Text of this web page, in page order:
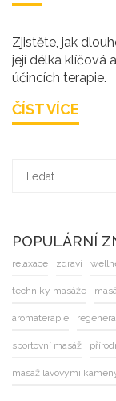
Zjistěte, jak
její délka klíčová
účincích terapie.
ČÍST VÍCE
POPULÁRNÍ
relaxace zdraví
techniky masáže
aromaterapie
sportovní masáž
masáž lávovými